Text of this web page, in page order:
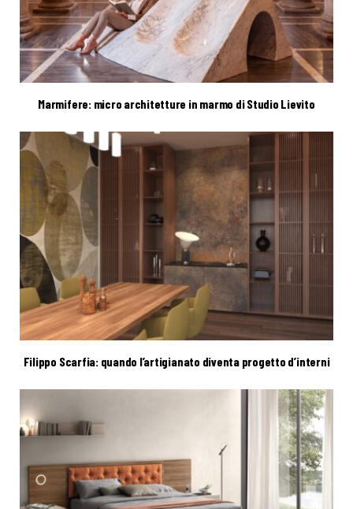
Marmifere: micro architetture in marmo di Studio Lievito
Filippo Scarfia: quando l’artigianato diventa progetto d’interni